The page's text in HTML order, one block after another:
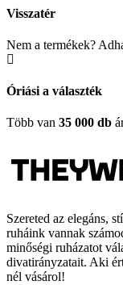
Visszatér
Nem a termékek?
Óriási a választék
Több van 35 000 db
Szereted az elegáns,
ruháink vannak
minőségi ruházatot
divatirányzatait. Aki
nél vásárol!